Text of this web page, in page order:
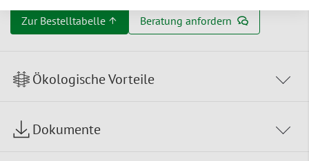
Zur Bestelltabelle ↑ Beratung anfordern
Ökologische Vorteile
Dokumente